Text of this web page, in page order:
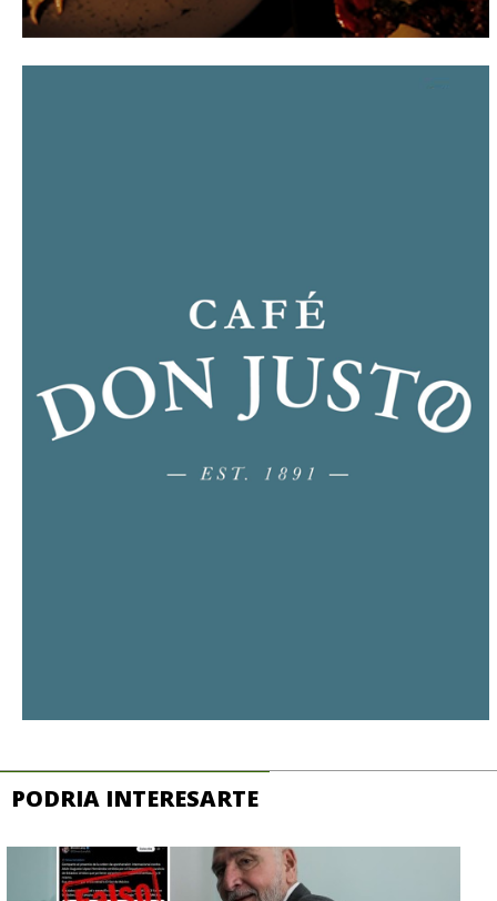
PODRIA INTERESARTE